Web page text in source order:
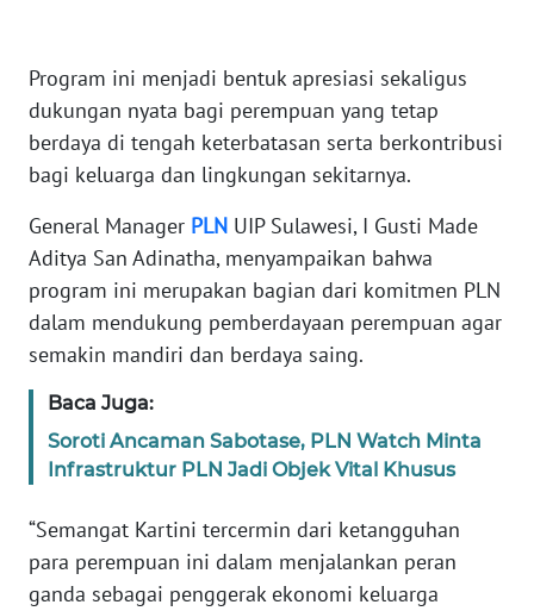
Program ini menjadi bentuk apresiasi sekaligus
dukungan nyata bagi perempuan yang tetap
berdaya di tengah keterbatasan serta berkontribusi
bagi keluarga dan lingkungan sekitarnya.
General Manager PLN UIP Sulawesi, I Gusti Made
Aditya San Adinatha, menyampaikan bahwa
program ini merupakan bagian dari komitmen PLN
dalam mendukung pemberdayaan perempuan agar
semakin mandiri dan berdaya saing.
Baca Juga:
Soroti Ancaman Sabotase, PLN Watch Minta
Infrastruktur PLN Jadi Objek Vital Khusus
“Semangat Kartini tercermin dari ketangguhan
para perempuan ini dalam menjalankan peran
ganda sebagai penggerak ekonomi keluarga
WN
SERAMBI
JAMBI
WN
SULTRA
WN
NTB
WN
WN
SULBAR